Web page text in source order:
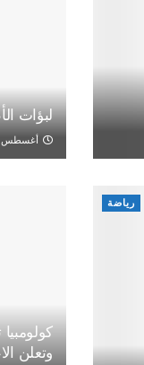
لبؤات
أغسطس 8, 2026
رياضة
وتعلن